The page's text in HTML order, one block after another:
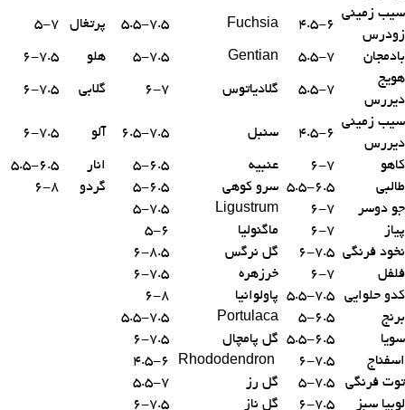
سیب زمینی
زودرس
4.5-6
Fuchsia
5.5-7.5 پرتغال 5-7
بادمجان 5.5-7
Gentian
5-7.5 هلو
6-7.5
هویج
دیررس
5.5-7 گلادیاتوس 6-7 گلابی 6-7.5
سیب زمینی
دیررس
4.5-6 سنبل 6.5-7.5 آلو 6-7.5
کاهو 6-7 عنبیه 5-6.5 انار
5.5-6.5
طالبی
5.5-6.5 سرو کوهی 5-6.5 گردو
6-8
جو دوسر
6-7
Ligustrum
5-7.5
پیاز
6-7 ماگنولیا
5-6
نخود فرنگی 6-7.5 گل نرگس
6-8.5
فلفل
6-7 خرزهره
6-7.5
کدو حلوایی
5.5-7.5 پاولوانیا
6-8
برنج
5-6.5
Portulaca
5.5-7.5
سویا
5.5-6.5 گل پامچال
6-7.5
اسفناج
6-7.5
Rhododendron
4.5-6
توت فرنگی
5-7.5 گل رز
5.5-7
لوبیا سبز
6-7.5 گل ناز 6-7.5